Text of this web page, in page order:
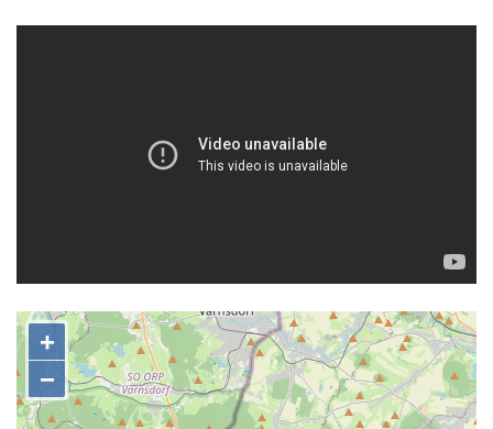
Hamerský vodopád
Bukový vodopád
Vodopád ve Velenicích
Vodopád ve Svojkově
Vodopád u Františkova nad Ploučnicí